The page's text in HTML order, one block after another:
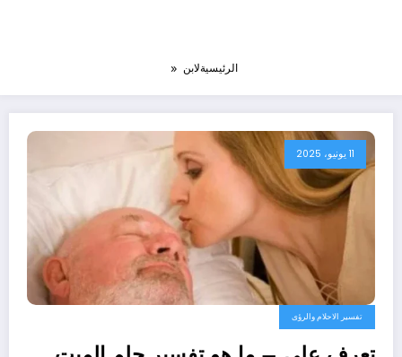
الرئيسيةلابن
11 يونيو، 2025
تفسير الاحلام والرؤى